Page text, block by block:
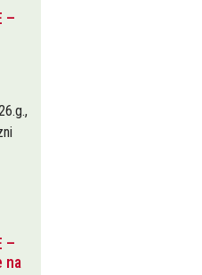
–
–
na